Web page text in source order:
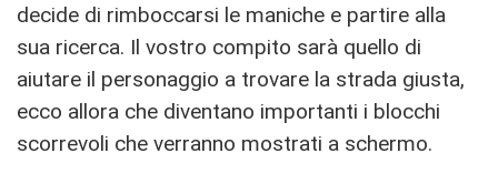
decide di rimboccarsi le maniche e partire alla
sua ricerca. Il vostro compito sarà quello di
aiutare il personaggio a trovare la strada giusta,
ecco allora che diventano importanti i blocchi
scorrevoli che verranno mostrati a schermo.